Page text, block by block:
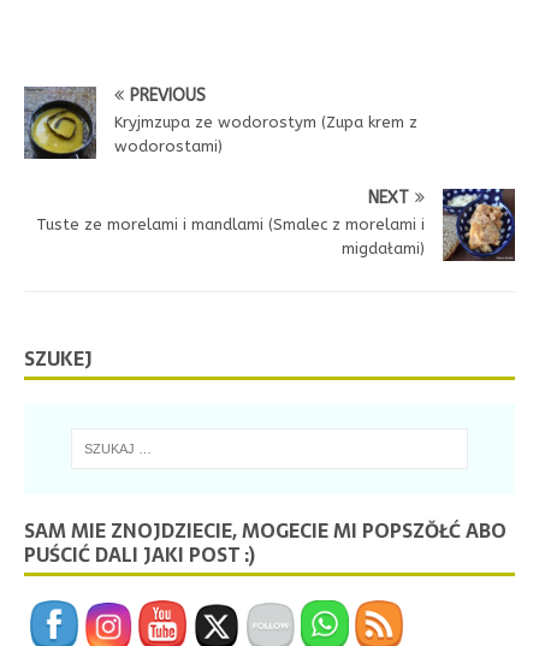
PREVIOUS
Kryjmzupa ze wodorostym (Zupa krem z
wodorostami)
NEXT
Tuste ze morelami i mandlami (Smalec z morelami i
migdałami)
SZUKEJ
SAM MIE ZNOJDZIECIE, MOGECIE MI POPSZŎŁĆ ABO
PUŚCIĆ DALI JAKI POST :)